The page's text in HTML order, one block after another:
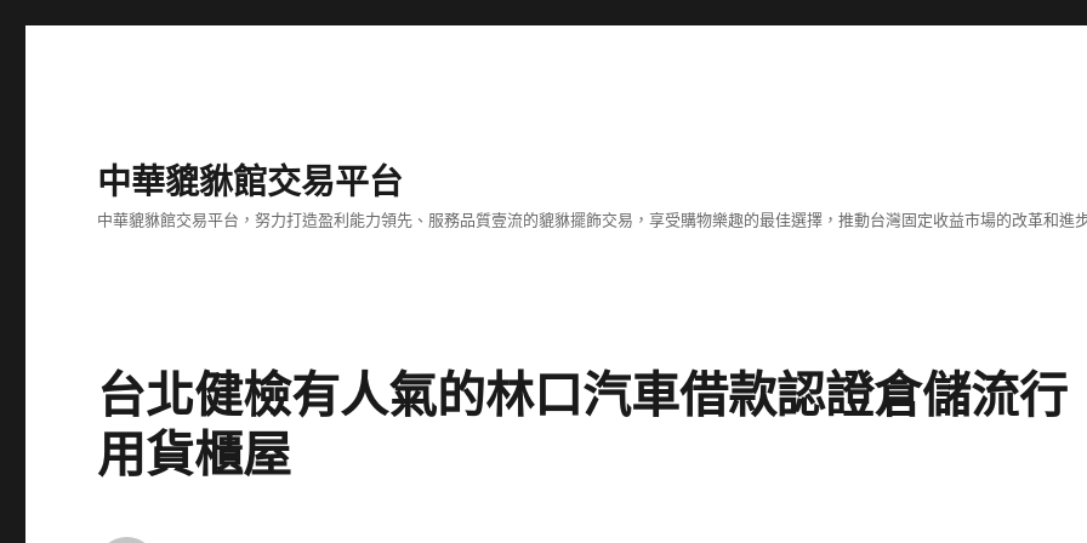
中華貔貅館交易平台
中華貔貅館交易平台，努力打造盈利能力領先、服務品質壹流的貔貅擺飾交易，享受購物樂趣的最佳選擇，推動台灣固定收益市場的改革和進
台北健檢有人氣的林口汽車借款認證倉儲流行
用貨櫃屋